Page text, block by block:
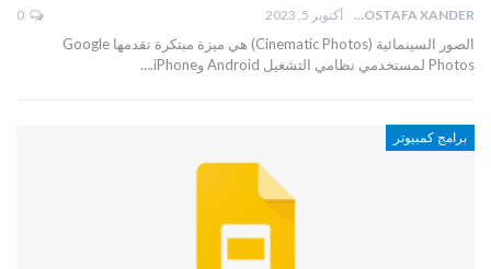
MOSTAFA XANDER أكتوبر 5, 2023
الصور السينمائية (Cinematic Photos) هي ميزة مبتكرة تقدمها Google
Photos لمستخدمي نظامي التشغيل Android وiPhone.
…
برامج كمبيوتر